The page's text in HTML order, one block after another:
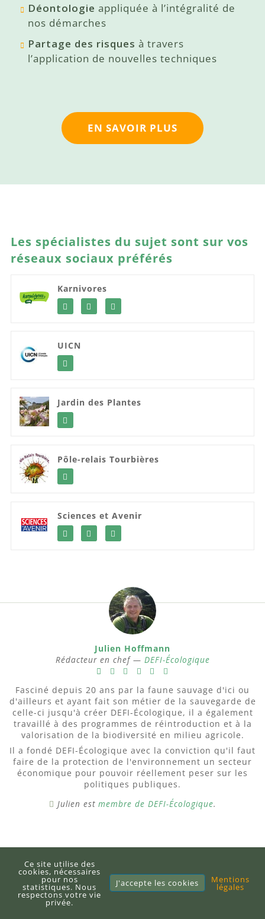
Déontologie appliquée à l’intégralité de
nos démarches
Partage des risques à travers
l’application de nouvelles techniques
EN SAVOIR PLUS
Les spécialistes du sujet sont sur vos
réseaux sociaux préférés
Karnivores
UICN
Jardin des Plantes
Pôle-relais Tourbières
Sciences et Avenir
Julien Hoffmann
Rédacteur en chef — DEFI-Écologique
Fasciné depuis 20 ans par la faune sauvage d'ici ou
d'ailleurs et ayant fait son métier de la sauvegarde de
celle-ci jusqu'à créer DEFI-Écologique, il a également
travaillé à des programmes de réintroduction et à la
valorisation de la biodiversité en milieu agricole.
Il a fondé DEFI-Écologique avec la conviction qu'il faut
faire de la protection de l'environnement un secteur
économique pour pouvoir réellement peser sur les
politiques publiques.
Julien est membre de DEFI-Écologique.
Aquariologie
Préservation des sols
Ce site utilise des
cookies, nécessaires
pour nos
statistiques. Nous
respectons votre vie
privée.
J'accepte les cookies Mentions
légales